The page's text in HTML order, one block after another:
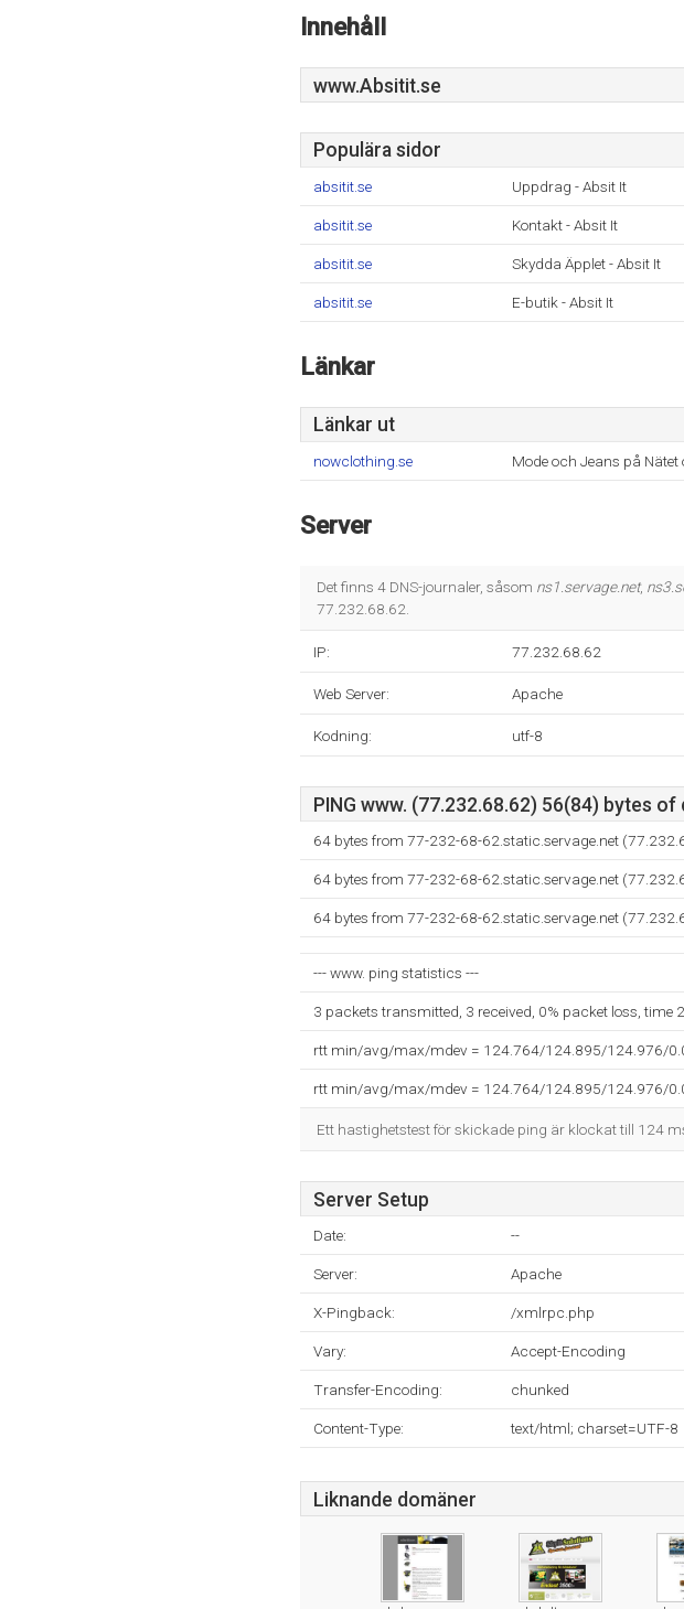
Innehåll
www.Absitit.se
Populära sidor
absitit.se Uppdrag - Absit It
absitit.se Kontakt - Absit It
absitit.se Skydda Äpplet - Absit It
absitit.se E-butik - Absit It
Länkar
Länkar ut
nowclothing.se Mode och Jeans på
Server
Det finns 4 DNS-journaler, såsom ns1.servage.net,
77.232.68.62.
IP: 77.232.68.62
Web Server: Apache
Kodning: utf-8
PING www. (77.232.68.62) 56(84) bytes of
64 bytes from 77-232-68-62.static.servage.net
64 bytes from 77-232-68-62.static.servage.net
64 bytes from 77-232-68-62.static.servage.net
--- www. ping statistics ---
3 packets transmitted, 3 received, 0% packet loss, time
rtt min/avg/max/mdev = 124.764/124.895/124.976/
rtt min/avg/max/mdev = 124.764/124.895/124.976/
Ett hastighetstest för skickade ping är klockat till 124
Server Setup
Date: --
Server: Apache
X-Pingback: /xmlrpc.php
Vary: Accept-Encoding
Transfer-Encoding: chunked
Content-Type: text/html; charset=UTF-8
Liknande domäner